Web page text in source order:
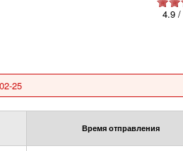
4.9 /
25
Время отправления